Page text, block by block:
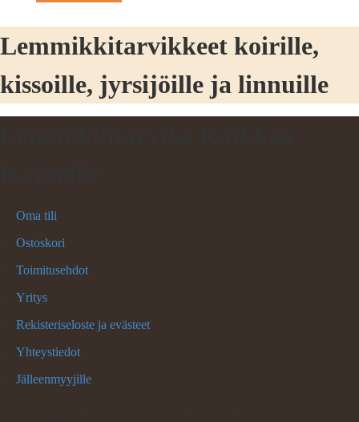
Lemmikkitarvikkeet koirille,
kissoille, jyrsijöille ja linnuille
Oma tili
Ostoskori
Toimitusehdot
Yritys
Rekisteriseloste ja evästeet
Yhteystiedot
Jälleenmyyjille